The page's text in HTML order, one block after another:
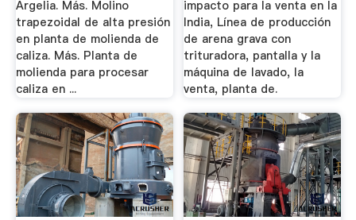
Argelia. Más. Molino
trapezoidal de alta presión
en planta de molienda de
caliza. Más. Planta de
molienda para procesar
caliza en ...
impacto para la venta en la
India, Línea de producción
de arena grava con
trituradora, pantalla y la
máquina de lavado, la
venta, planta de.